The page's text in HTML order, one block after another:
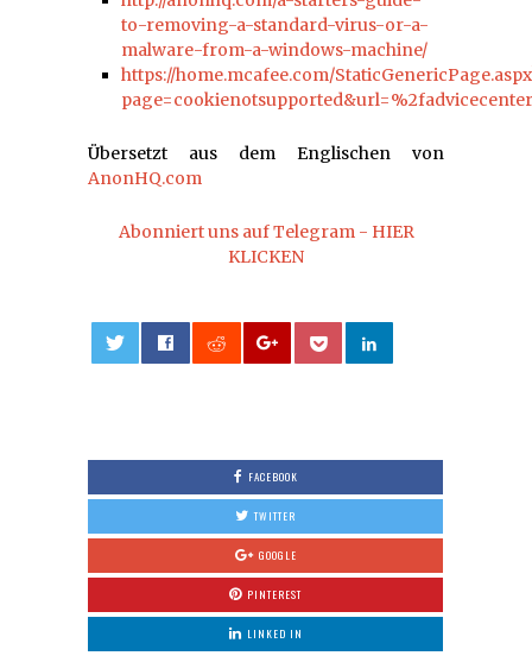
to-removing-a-standard-virus-or-a-
malware-from-a-windows-machine/
https://home.mcafee.com/
Übersetzt aus dem Englischen von
AnonHQ.com
Abonniert uns auf Telegram - HIER
KLICKEN
FACEBOOK
TWITTER
GOOGLE
PINTEREST
LINKED IN